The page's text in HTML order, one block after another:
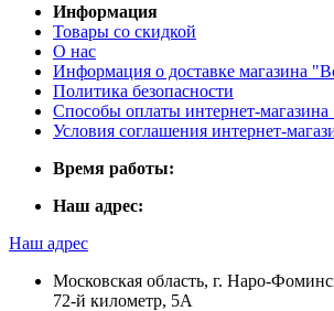
Информация
Товары со скидкой
О нас
Информация о доставке магазина
Политика безопасности
Способы оплаты интернет-
Условия соглашения интернет-
Время работы:
Наш адрес:
Наш адрес
Московская область, г. Наро-
72-й километр, 5А